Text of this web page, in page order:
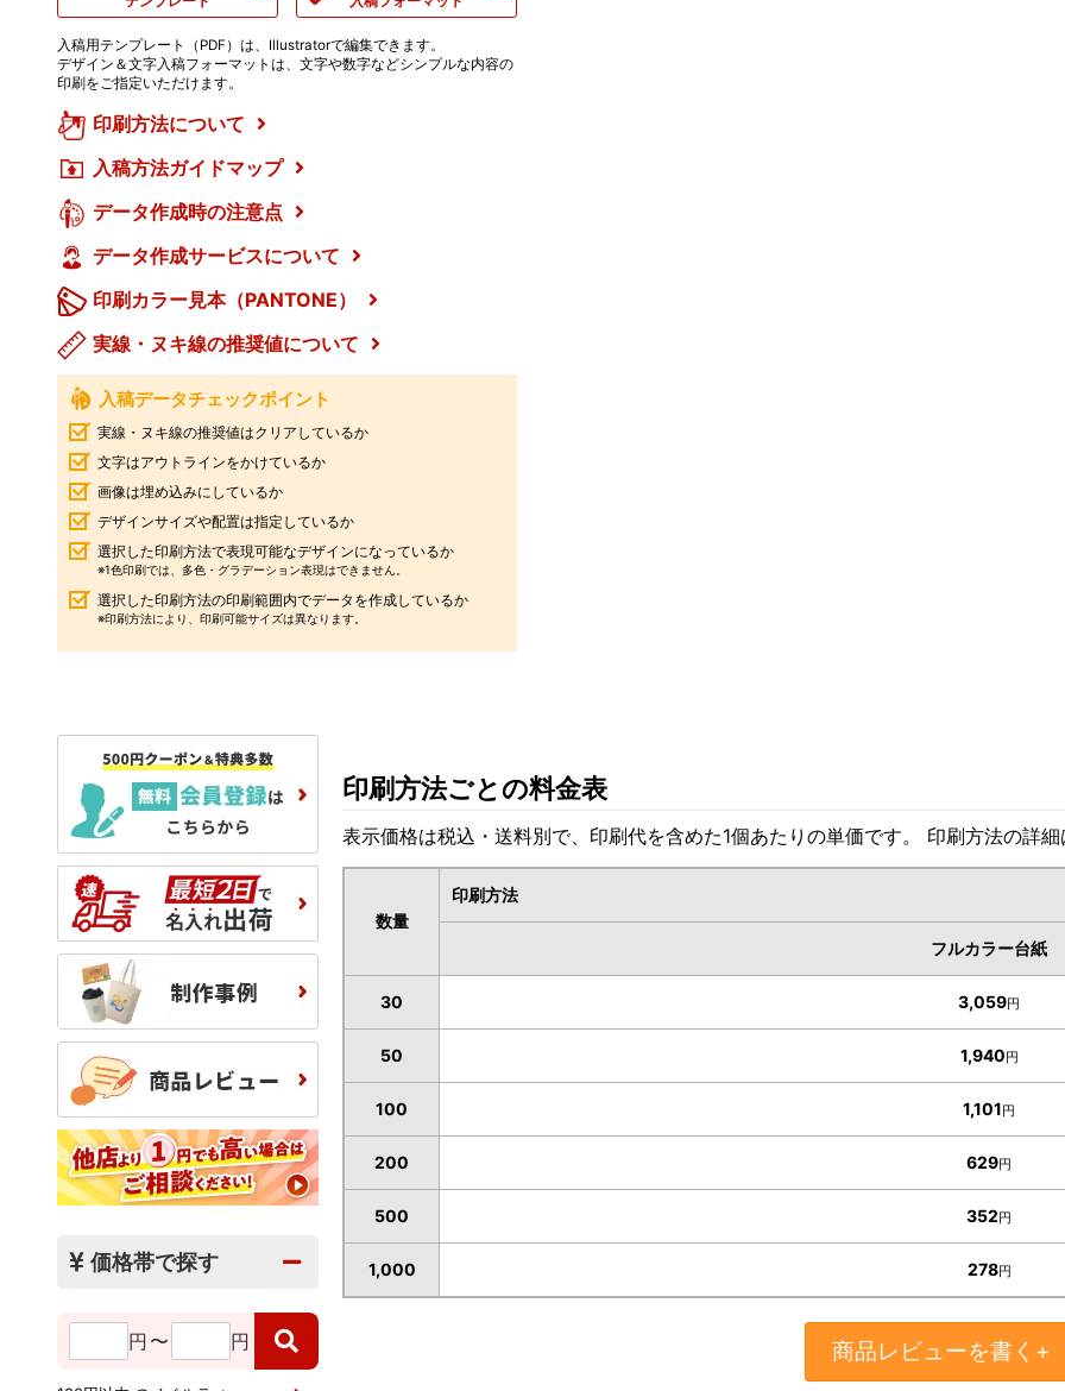
入稿用テンプレート（PDF）は、Illustratorで編集できます。
デザイン＆文字入稿フォーマットは、文字や数字などシンプルな内容の
印刷をご指定いただけます。
印刷方法について
入稿方法ガイドマップ
データ作成時の注意点
データ作成サービスについて
印刷カラー見本（PANTONE）
実線・ヌキ線の推奨値について
入稿データチェックポイント
実線・ヌキ線の推奨値はクリアしているか
文字はアウトラインをかけているか
画像は埋め込みにしているか
デザインサイズや配置は指定しているか
選択した印刷方法で表現可能なデザインになっているか
※1色印刷では、多色・グラデーション表現はできません。
選択した印刷方法の印刷範囲内でデータを作成しているか
※印刷方法により、印刷可能サイズは異なります。
価格帯で探す
円 〜 円
印刷方法ごとの料金表
表示価格は税込・送料別で、印刷代を含めた1個あたりの単価です。 印刷方法の詳
数量
印刷方法
フルカラー台紙
30 3,059円
50 1,940円
100 1,101円
200 629円
500 352円
1,000 278円
商品レビューを書く+